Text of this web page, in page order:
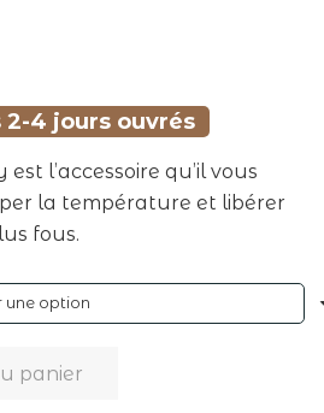
2-4 jours ouvrés
l’accessoire qu’il vous
la température et libérer
fous.
panier